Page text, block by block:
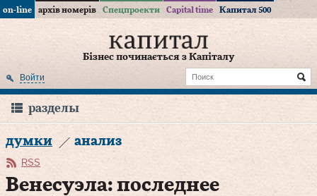
on-line архів номерів Спецпроекти Capital time Капитал 500
Бізнес починається з Капіталу
Войти
разделы
думки анализ
RSS
Венесуэла: последнее